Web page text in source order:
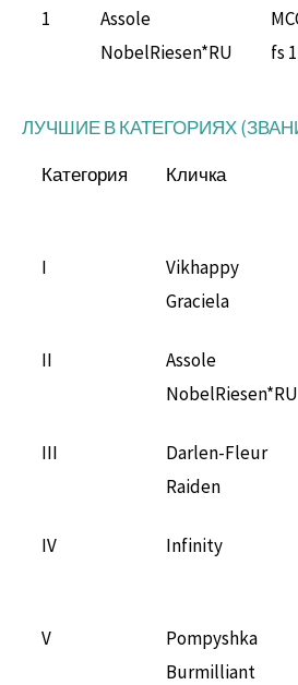
1
Assole
NobelRiesen*RU
fs
ЛУЧШИЕ В КАТЕГОРИЯХ
Категория
Кличка
I
Vikhappy
Graciela
II
Assole
NobelRiesen*RU
III
Darlen-Fleur
Raiden
IV Infinity
V
Pompyshka
Burmilliant